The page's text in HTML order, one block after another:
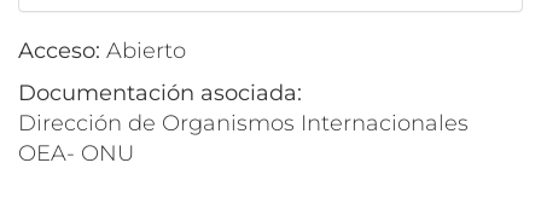
Acceso: Abierto
Documentación asociada:
Dirección de Organismos Internacionales
OEA- ONU